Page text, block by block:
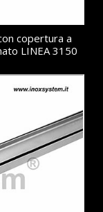
copertura a
LINEA 3150